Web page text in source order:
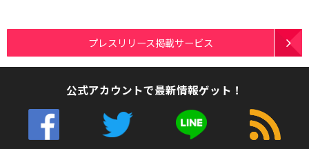
プレスリリース掲載サービス
公式アカウントで最新情報ゲット！